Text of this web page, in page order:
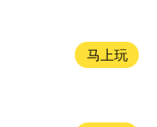
马上玩